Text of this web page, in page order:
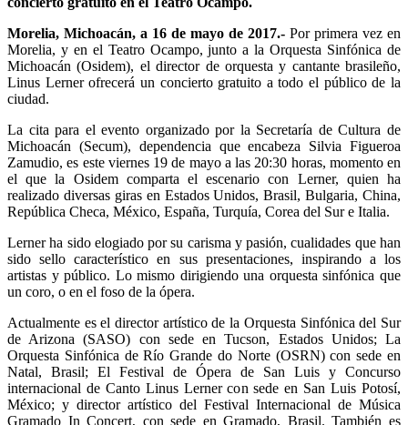
Morelia, Michoacán, a 16 de mayo de 2017.- Por primera vez en
Morelia, y en el Teatro Ocampo, junto a la Orquesta Sinfónica de
Michoacán (Osidem), el director de orquesta y cantante brasileño,
Linus Lerner ofrecerá un concierto gratuito a todo el público de la
ciudad.
La cita para el evento organizado por la Secretaría de Cultura de
Michoacán (Secum), dependencia que encabeza Silvia Figueroa
Zamudio, es este viernes 19 de mayo a las 20:30 horas, momento en
el que la Osidem comparta el escenario con Lerner, quien ha
realizado diversas giras en Estados Unidos, Brasil, Bulgaria, China,
República Checa, México, España, Turquía, Corea del Sur e Italia.
Lerner ha sido elogiado por su carisma y pasión, cualidades que han
sido sello característico en sus presentaciones, inspirando a los
artistas y público. Lo mismo dirigiendo una orquesta sinfónica que
un coro, o en el foso de la ópera.
Actualmente es el director artístico de la Orquesta Sinfónica del Sur
de Arizona (SASO) con sede en Tucson, Estados Unidos; La
Orquesta Sinfónica de Río Grande do Norte (OSRN) con sede en
Natal, Brasil; El Festival de Ópera de San Luis y Concurso
internacional de Canto Linus Lerner con sede en San Luis Potosí,
México; y director artístico del Festival Internacional de Música
Gramado In Concert, con sede en Gramado, Brasil. También es